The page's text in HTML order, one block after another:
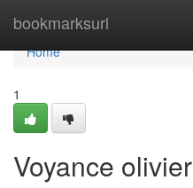
bookmarksurl
Home
Home
1
Voyance olivier